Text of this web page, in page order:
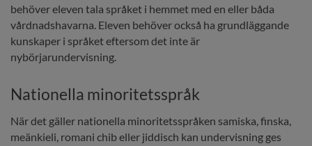
behöver eleven tala språket i hemmet med en eller båda
vårdnadshavarna. Eleven behöver också ha grundläggande
kunskaper i språket eftersom det inte är
nybörjarundervisning.
Nationella minoritetsspråk
När det gäller nationella minoritetsspråken samiska, finska,
meänkieli, romani chib eller jiddisch kan undervisning ges